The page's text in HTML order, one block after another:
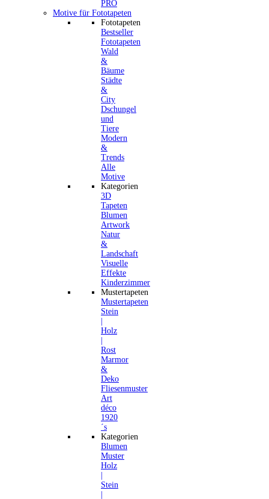
Motive für Fototapeten
Fototapeten
Bestseller
Fototapeten
Wald
&
Bäume
Städte
&
City
Dschungel
und
Tiere
Modern
&
Trends
Alle
Motive
Kategorien
3D
Tapeten
Blumen
Artwork
Natur
&
Landschaft
Visuelle
Effekte
Kinderzimmer
Mustertapeten
Mustertapeten
Stein
Holz
Rost
Marmor
&
Deko
Fliesenmuster
Art
déco
1920
´s
Kategorien
Blumen
Muster
Holz
Stein